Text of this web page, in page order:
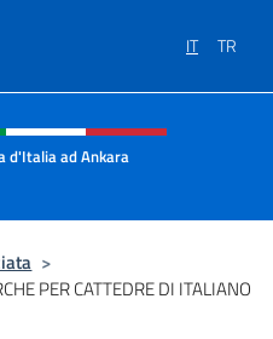
IT TR
e menù
d'Italia ad Ankara
>
PER CATTEDRE DI ITALIANO